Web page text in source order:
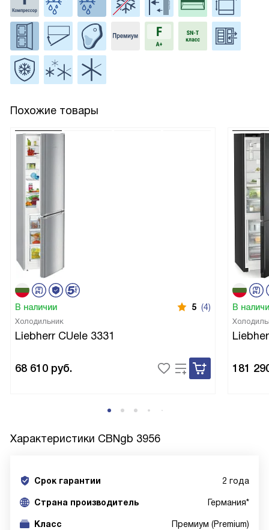
Похожие товары
В наличии 5 (4)
Холодильник
Liebherr CUele 3331
68 610 руб.
В
181
Характеристики CBNgb 3956
Срок гарантии 2 года
Cтрана производитель Германия*
Класс Премиум (Premium)